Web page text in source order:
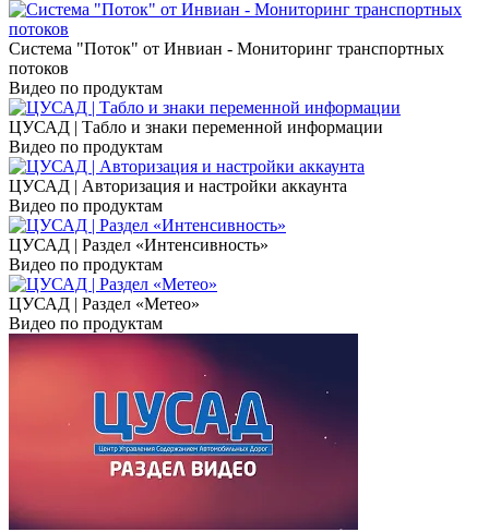
Система "Поток" от Инвиан - Мониторинг транспортных
потоков
Видео по продуктам
ЦУСАД | Табло и знаки переменной информации
Видео по продуктам
ЦУСАД | Авторизация и настройки аккаунта
Видео по продуктам
ЦУСАД | Раздел «Интенсивность»
Видео по продуктам
ЦУСАД | Раздел «Метео»
Видео по продуктам